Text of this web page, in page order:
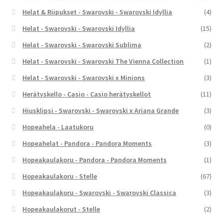
Helat & Riipukset - Swarovski - Swarovski Idyllia
(4)
Helat - Swarovski - Swarovski Idyllia
(15)
Helat - Swarovski - Swarovski Sublima
(2)
Helat - Swarovski - Swarovski The Vienna Collection
(1)
Helat - Swarovski - Swarovski x Minions
(3)
Herätyskello - Casio - Casio herätyskellot
(11)
Hiusklipsi - Swarovski - Swarovski x Ariana Grande
(3)
Hopeahela - Laatukoru
(0)
Hopeahelat - Pandora - Pandora Moments
(3)
Hopeakaulakoru - Pandora - Pandora Moments
(1)
Hopeakaulakoru - Stelle
(67)
Hopeakaulakoru - Swarovski - Swarovski Classica
(3)
Hopeakaulakorut - Stelle
(2)